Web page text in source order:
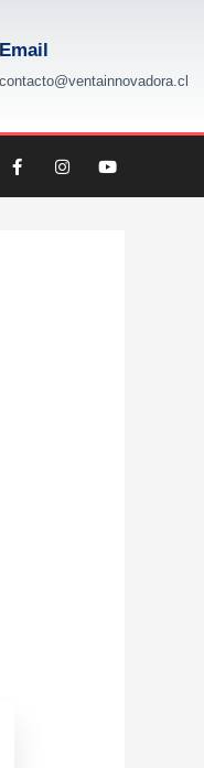
Email
contacto@ventainnovadora.cl
F
a
I
n
Y
o